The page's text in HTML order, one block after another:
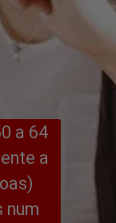
a 64
a
num